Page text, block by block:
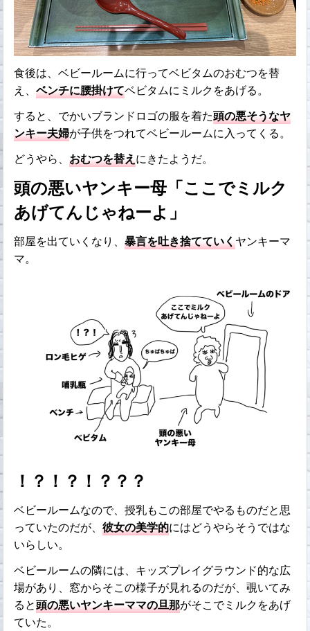
食後は、ベビールームに行ってベビタムのおむつを替
え、ベンチに腰掛けてベビタムにミルクをあげる。
すると、でかいブランドロゴの服を着た頭の悪そうなヤ
ンキー夫婦が子供をつれてベビールームに入ってくる。
どうやら、おむつを替えにきたようだ。
頭の悪いヤンキー母「ここでミルク
あげてんじゃねーよ」
部屋を出ていくなり、暴言を吐き捨てていくヤンキーマ
マ。
！？！？！？？？
ベビールームなので、授乳もこの部屋でやるものだと思
っていたのだが、彼女の美学的にはどうやらそうではな
いらしい。
ベビールームの隣には、キッズプレイグラウンド的な広
場があり、窓からそこの様子が見れるのだが、覗いてみ
ると頭の悪いヤンキーママの旦那がそこでミルクをあげ
ていた。